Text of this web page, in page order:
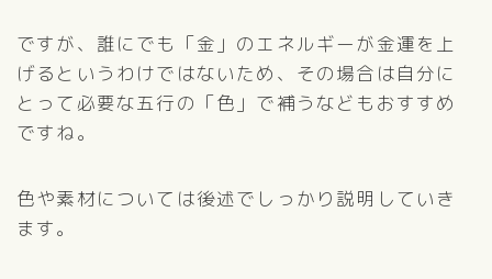
ですが、誰にでも「金」のエネルギーが金運を上
げるというわけではないため、その場合は自分に
とって必要な五行の「色」で補うなどもおすすめ
ですね。
色や素材については後述でしっかり説明していき
ます。